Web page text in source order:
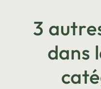
3
dans